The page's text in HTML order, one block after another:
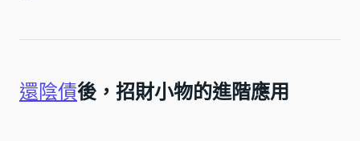
還陰債後，招財小物的進階應用